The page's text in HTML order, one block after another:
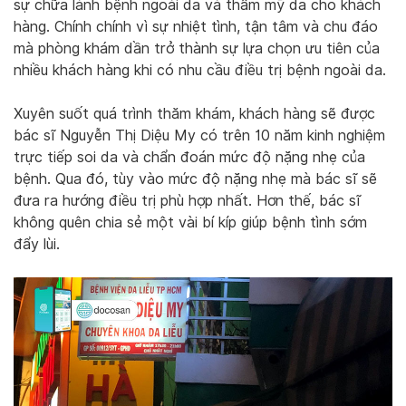
sự chữa lành bệnh ngoài da và thẩm mỹ da cho khách
hàng. Chính chính vì sự nhiệt tình, tận tâm và chu đáo
mà phòng khám dần trở thành sự lựa chọn ưu tiên của
nhiều khách hàng khi có nhu cầu điều trị bệnh ngoài da.
Xuyên suốt quá trình thăm khám, khách hàng sẽ được
bác sĩ Nguyễn Thị Diệu My có trên 10 năm kinh nghiệm
trực tiếp soi da và chẩn đoán mức độ nặng nhẹ của
bệnh. Qua đó, tùy vào mức độ nặng nhẹ mà bác sĩ sẽ
đưa ra hướng điều trị phù hợp nhất. Hơn thế, bác sĩ
không quên chia sẻ một vài bí kíp giúp bệnh tình sớm
đẩy lùi.